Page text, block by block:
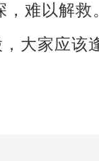
，难以解救
大家应该